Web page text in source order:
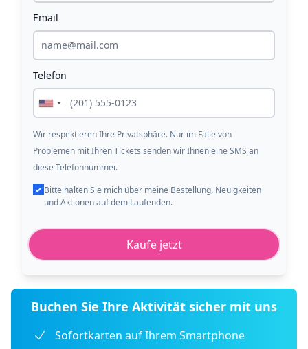
Email
Telefon
Wir respektieren Ihre Privatsphäre. Nur im Falle von
Problemen mit Ihren Tickets senden wir Ihnen eine SMS an
diese Telefonnummer.
Bitte halten Sie mich über meine Bestellung, Neuigkeiten
und Aktionen auf dem Laufenden.
Kaufe jetzt
Buchen Sie Ihre Aktivität sicher mit uns
Sofortkarten auf Ihrem Smartphone